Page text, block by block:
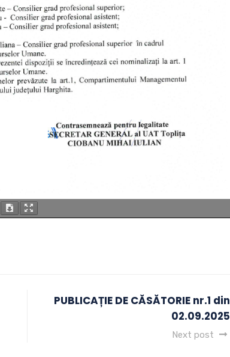
PUBLICAȚIE DE CĂSĂTORIE nr.1 din
02.09.2025
Next post